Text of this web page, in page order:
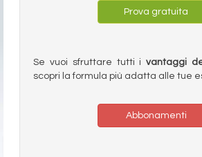
Prova gratuita
Se vuoi sfruttare tutti ivantaggi
scopri la formula più adatta alle tue
Abbonamenti